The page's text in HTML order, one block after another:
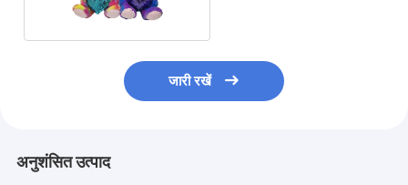
जारी रखें
अनुशंसित उत्पाद